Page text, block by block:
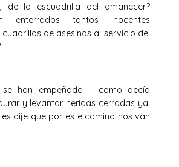
de la escuadrilla del amanecer?
enterrados tantos inocentes
de asesinos al servicio del
se han empeñado – como decía
y levantar heridas cerradas ya,
dije que por este camino nos van